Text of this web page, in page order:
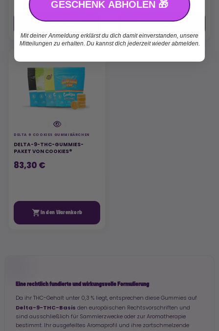
 In den Warenkorb In den Warenkorb
DELTA 9 COOKIES GUMMIBÄRCHEN
DELTA-9-THC-GUMMIES-
PAKET VON COOKIES®
83,30 €
 In den Warenkorb
Eine rechtlich fundierte und wirkungsvolle Formulierung
Da ihr THC-Gehalt unter 0,3 % liegt, entsprechen diese Gummies auf
Delta-9-THC-Basis den europäischen Rechtsvorschriften und
sind ausschließlich für Sammlerzwecke oder zur Aromatherapie
bestimmt. Ihr ausgefeiltes Aromaprofil und ihre zartschmelzende
GESCHENK ABHOLEN 🎁
Mit deiner Anmeldung erklärst du dich damit einverstanden, unsere
Mitteilungen zu erhalten. Du kannst dich jederzeit wieder abmelden.